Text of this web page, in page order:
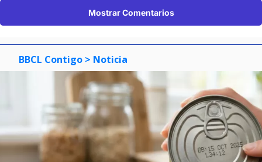
Mostrar Comentarios
BBCL Contigo > Noticia